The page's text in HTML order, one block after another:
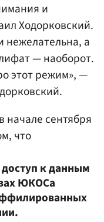
и
Ходорковский.
нежелательна, а
— наоборот.
этот режим», —
начале сентября
что
к данным
ЮКОСа